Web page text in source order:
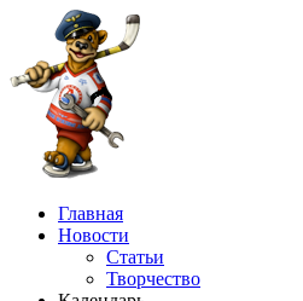
Главная
Новости
Статьи
Творчество